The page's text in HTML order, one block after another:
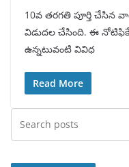
10వ తరగతి పూర్తి చేసిన
విడుదల చేసింది. ఈ
ఉన్నటువంటి వివిధ
Read More